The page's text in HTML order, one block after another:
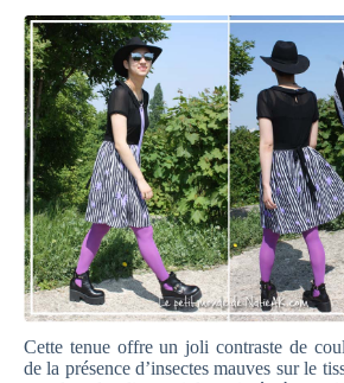
Cette tenue offre un joli contraste de
de la présence d’insectes mauves sur le